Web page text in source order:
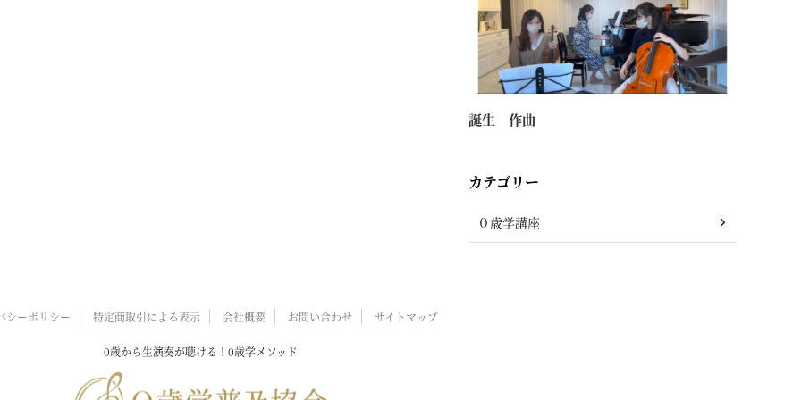
誕生 作曲
カテゴリー
０歳学講座
シーポリシー 特定商取引による表示 会社概要 お問い合わせ サイトマップ
0歳から生演奏が聴ける！0歳学メソッド